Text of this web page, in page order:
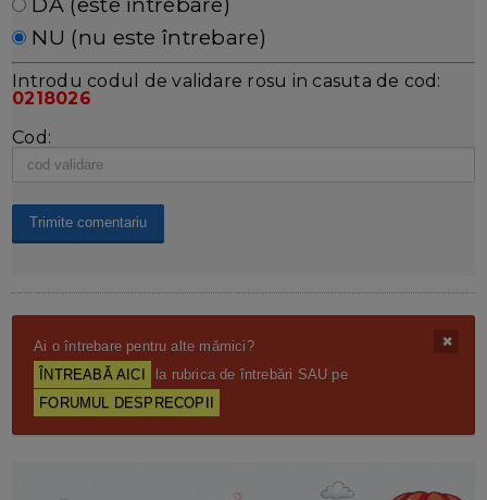
NU (nu este întrebare)
Introdu codul de validare rosu in casuta de cod:
0218026
Cod:
Ai o întrebare pentru alte mămici?
ÎNTREABĂ AICI
la rubrica de întrebări SAU pe
FORUMUL DESPRECOPII